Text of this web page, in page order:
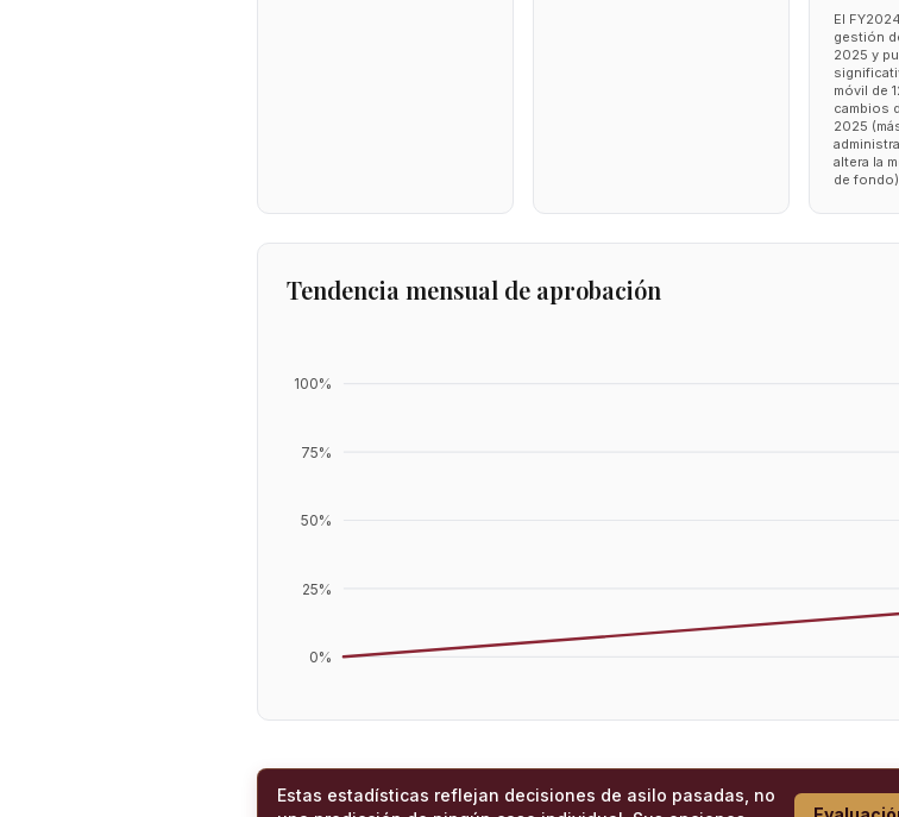
El
gestión
2025 y
móvil de
cambios
2025
altera la
de
Tendencia mensual de aprobación
0%
25%
50%
75%
100%
Estas estadísticas reflejan decisiones de asilo pasadas, no